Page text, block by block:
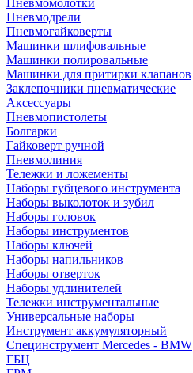
Пневмомолотки
Пневмодрели
Пневмогайковерты
Машинки шлифовальные
Машинки полировальные
Машинки для притирки клапанов
Заклепочники пневматические
Аксессуары
Пневмопистолеты
Болгарки
Гайковерт ручной
Пневмолиния
Тележки и ложементы
Наборы губцевого инструмента
Наборы выколоток и зубил
Наборы головок
Наборы инструментов
Наборы ключей
Наборы напильников
Наборы отверток
Наборы удлинителей
Тележки инструментальные
Универсальные наборы
Инструмент аккумуляторный
Специнструмент Mercedes - BMW
ГБЦ